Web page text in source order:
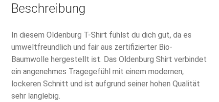
Beschreibung
In diesem Oldenburg T-Shirt fühlst du dich gut, da es
umweltfreundlich und fair aus zertifizierter Bio-
Baumwolle hergestellt ist. Das Oldenburg Shirt verbindet
ein angenehmes Tragegefühl mit einem modernen,
lockeren Schnitt und ist aufgrund seiner hohen Qualität
sehr langlebig.